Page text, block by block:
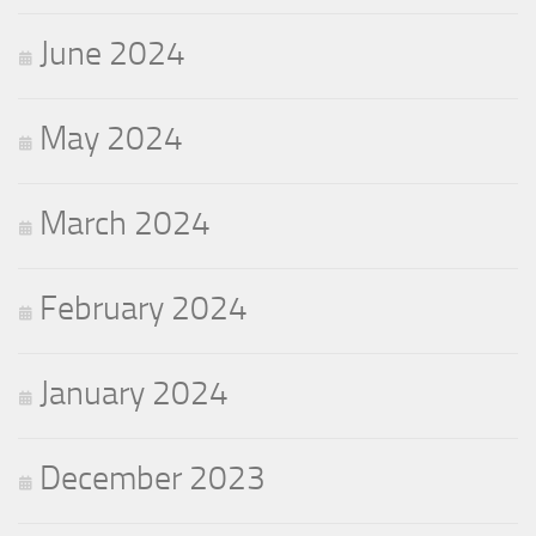
June 2024
May 2024
March 2024
February 2024
January 2024
December 2023